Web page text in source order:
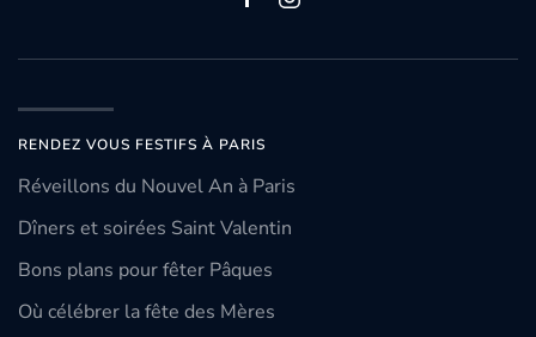
RENDEZ VOUS FESTIFS À PARIS
Réveillons du Nouvel An à Paris
Dîners et soirées Saint Valentin
Bons plans pour fêter Pâques
Où célébrer la fête des Mères